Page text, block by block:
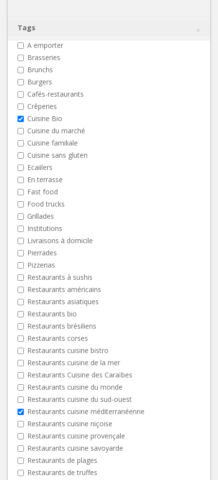
Tags
A emporter
Brasseries
Brunchs
Burgers
Cafés-restaurants
Crêperies
Cuisine Bio
Cuisine du marché
Cuisine familiale
Cuisine sans gluten
Ecaiilers
En terrasse
Fast food
Food trucks
Grillades
Institutions
Livraisons à domicile
Pierrades
Pizzerias
Restaurants à sushis
Restaurants américains
Restaurants asiatiques
Restaurants bio
Restaurants brésiliens
Restaurants corses
Restaurants cuisine bistro
Restaurants cuisine de la mer
Restaurants Cuisine des Caraïbes
Restaurants cuisine du monde
Restaurants cuisine du sud-ouest
Restaurants cuisine méditerranéenne
Restaurants cuisine niçoise
Restaurants cuisine provençale
Restaurants cuisine savoyarde
Restaurants de plages
Restaurants de truffes